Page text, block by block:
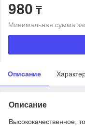
980 ₸
Минимальная сумма
Описание
Описание
Высококачественное,